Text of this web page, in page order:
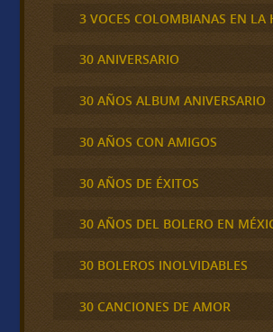
3 VOCES COLOMBIANAS EN LA
30 ANIVERSARIO
30 AÑOS ALBUM ANIVERSARIO
30 AÑOS CON AMIGOS
30 AÑOS DE ÉXITOS
30 AÑOS DEL BOLERO EN
30 BOLEROS INOLVIDABLES
30 CANCIONES DE AMOR